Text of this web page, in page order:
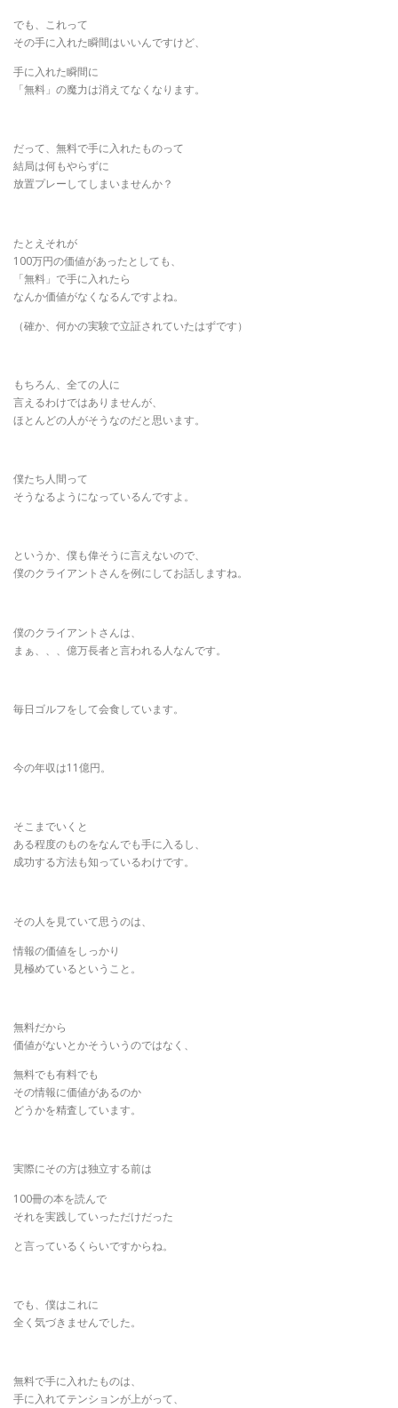
でも、これって
その手に入れた瞬間はいいんですけど、
手に入れた瞬間に
「無料」の魔力は消えてなくなります。
だって、無料で手に入れたものって
結局は何もやらずに
放置プレーしてしまいませんか？
たとえそれが
100万円の価値があったとしても、
「無料」で手に入れたら
なんか価値がなくなるんですよね。
（確か、何かの実験で立証されていたはずです）
もちろん、全ての人に
言えるわけではありませんが、
ほとんどの人がそうなのだと思います。
僕たち人間って
そうなるようになっているんですよ。
というか、僕も偉そうに言えないので、
僕のクライアントさんを例にしてお話しますね。
僕のクライアントさんは、
まぁ、、、億万長者と言われる人なんです。
毎日ゴルフをして会食しています。
今の年収は11億円。
そこまでいくと
ある程度のものをなんでも手に入るし、
成功する方法も知っているわけです。
その人を見ていて思うのは、
情報の価値をしっかり
見極めているということ。
無料だから
価値がないとかそういうのではなく、
無料でも有料でも
その情報に価値があるのか
どうかを精査しています。
実際にその方は独立する前は
100冊の本を読んで
それを実践していっただけだった
と言っているくらいですからね。
でも、僕はこれに
全く気づきませんでした。
無料で手に入れたものは、
手に入れてテンションが上がって、